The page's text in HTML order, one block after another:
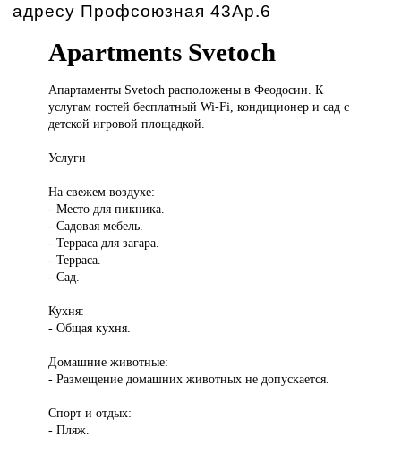
адресу Профсоюзная 43Ap.6
Apartments Svetoch
Апартаменты Svetochрасположены в Феодосии. К
услугам гостей бесплатный Wi-Fi, кондиционер и сад с
детской игровой площадкой.
Услуги
На свежем воздухе:
- Место для пикника.
- Садовая мебель.
- Терраса для загара.
- Терраса.
- Сад.
Кухня:
- Общая кухня.
Домашние животные:
- Размещение домашних животных не допускается.
Спорт и отдых:
- Пляж.